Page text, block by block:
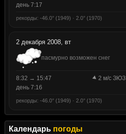
день 7:17
рекорды: -46.0° (1949) · 2.0° (1970)
2 декабря 2008, вт
пасмурно возможен снег
8:32 → 15:47
2 м/с ЗЮЗ
день 7:16
рекорды: -46.0° (1949) · 2.0° (1970)
Календарь погоды